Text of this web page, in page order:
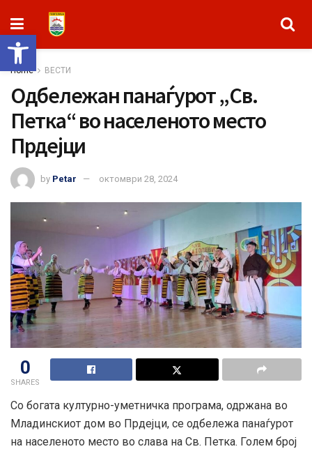
Open toolbar
Home ВЕСТИ
Одбележан панаѓурот „Св.
Петка“ во населеното место
Прдејци
by Petar октомври 28, 2024
0
SHARES
Со богата културно-уметничка програма, одржана во
Младинскиот дом во Прдејци, се одбележа панаѓурот
на населеното место во слава на Св. Петка. Голем број